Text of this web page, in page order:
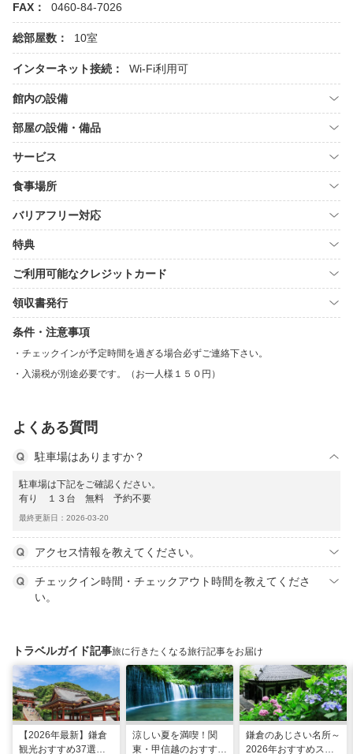
FAX：
0460-84-7026
総部屋数： 10室
インターネット接続： Wi-Fi利用可
館内の設備
部屋の設備・備品
サービス
食事場所
バリアフリー対応
特典
ご利用可能なクレジットカード
領収書発行
条件・注意事項
チェックインが予定時間を過ぎる場合必ずご連絡下さい。
入湯税が別途必要です。（お一人様１５０円）
よくある質問
駐車場はありますか？
駐車場は下記をご確認ください。
有り １３台 無料 予約不要
最終更新日：2026-03-20
アクセス情報を教えてください。
チェックイン時間・チェックアウト時間を教えてくださ
い。
トラベルガイド記事旅に行きたくなる旅行記事をお届け
【2026年最新】鎌倉
観光おすすめ37選！
涼しい夏を満喫！関
東・甲信越のおすすめ
鎌倉のあじさい名所～
2026年おすすめスポ